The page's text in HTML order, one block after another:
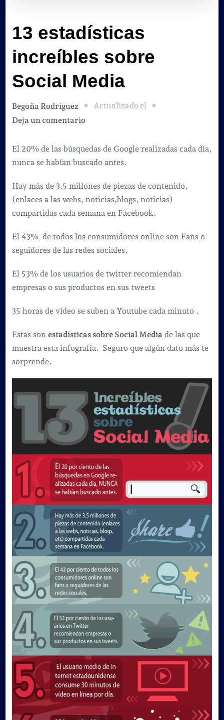
13 estadísticas
increíbles sobre
Social Media
Begoña Rodríguez
Actualizado el
Deja un comentarioen
estadísticas
increíbles
Social
Media
El 20% de las búsquedas de Google realizadas cada día,
nunca se habían buscado antes.
Hay más de 3.5 millones de piezas de contenido,
(enlaces a las webs, noticias,blogs, noticias)
compartidas cada semana en Facebook.
El 43% de todos los consumidores online son Fans o
seguidores de las redes sociales.
El 53% de los usuarios de twitter recomiendan
empresas o sus productos en sus tweets
35 horas de vídeo se suben a Youtube cada minuto .
Estas son estadísticas sobre Social Mediade las que
muestra esta infografía. Seguro que algún dato más te
sorprende.